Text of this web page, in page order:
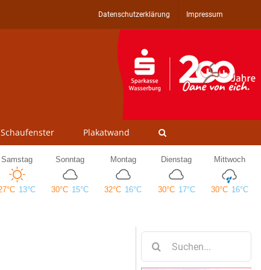
Datenschutzerklärung Impressum
Schaufenster Plakatwand
nach: